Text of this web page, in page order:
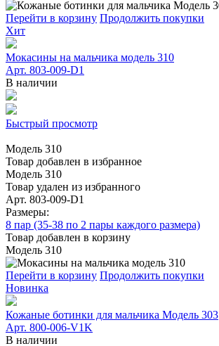
Перейти в корзину Продолжить покупки
Хит
Мокасины на мальчика модель 310
Арт. 803-009-D1
В наличии
Быстрый просмотр
Модель 310
Товар добавлен в избранное
Модель 310
Товар удален из избранного
Арт. 803-009-D1
Размеры:
8 пар (35-38 по 2 пары каждого размера)
Товар добавлен в корзину
Модель 310
Перейти в корзину Продолжить покупки
Новинка
Кожаные ботинки для мальчика Модель 303
Арт. 800-006-V1K
В наличии